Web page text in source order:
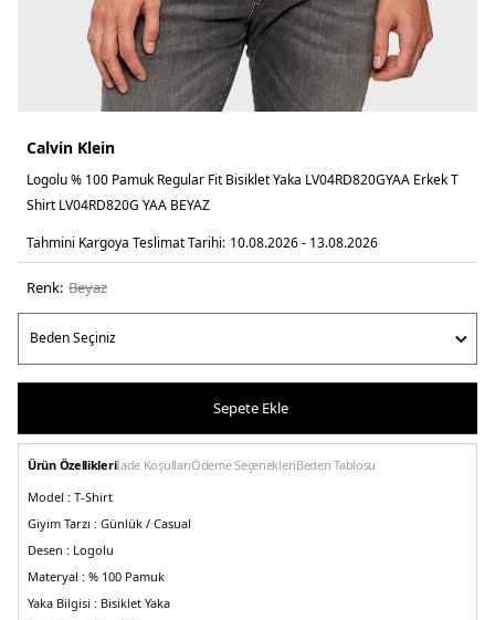
Calvin Klein
Logolu % 100 Pamuk Regular Fit Bisiklet Yaka LV04RD820GYAA Erkek T
Shirt LV04RD820G YAA BEYAZ
Tahmini Kargoya Teslimat Tarihi: 10.08.2026 - 13.08.2026
Renk: beyaz
Sepete Ekle
Ürün Özellikleriİade KoşullarıÖdeme SeçenekleriBeden Tablosu
Model : T-Shirt
Giyim Tarzı : Günlük / Casual
Desen : Logolu
Materyal : % 100 Pamuk
Yaka Bilgisi : Bisiklet Yaka